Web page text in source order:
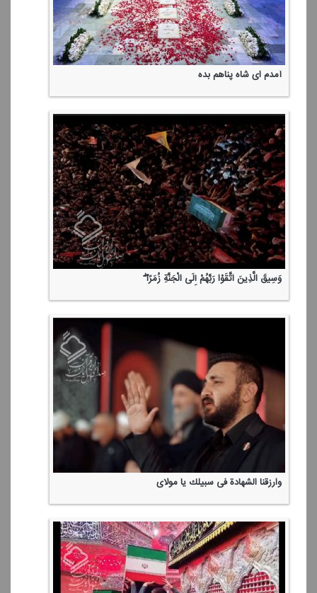
آمدم ای شاه پناهم بده
وَسِیقَ الَّذِینَ اتَّقَوْا رَبَّهُمْ إِلَی الْجَنَّةِ زُمَرًا ۖ
وارزقنا الشهادة فی سبیلك یا مولای